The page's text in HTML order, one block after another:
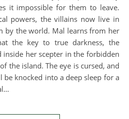
it impossible for them to leave.
powers, the villains now live in
by the world. Mal learns from her
the key to true darkness, the
inside her scepter in the forbidden
the island. The eye is cursed, and
knocked into a deep sleep for a